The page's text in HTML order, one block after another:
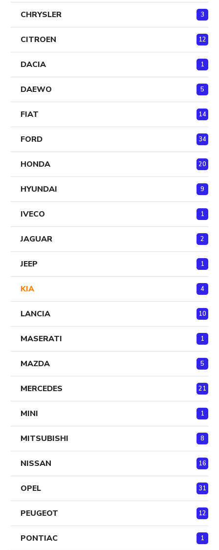
CHRYSLER 3
CITROEN 12
DACIA 1
DAEWO 5
FIAT 14
FORD 34
HONDA 20
HYUNDAI 9
IVECO 1
JAGUAR 2
JEEP 1
KIA 4
LANCIA 10
MASERATI 1
MAZDA 5
MERCEDES 21
MINI 1
MITSUBISHI 8
NISSAN 16
OPEL 31
PEUGEOT 12
PONTIAC 1